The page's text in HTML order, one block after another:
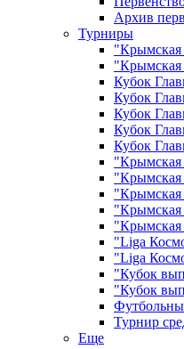
Архив
Турниры
"Крымская
"Крымская
Кубок
Кубок
Кубок
Кубок
Кубок
"Крымская
"Крымская
"Крымская
"Крымская
"Крымская
"Liga
"Liga
"Кубок
"Кубок
Турнир
Еще